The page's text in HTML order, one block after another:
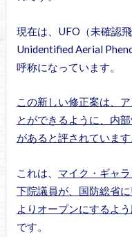
現在は、UFO（未確認
Unidentified Aerial
呼称になっています。
この新しい修正案は、
とができるように、内
があると評されています
これは、 マイク・ギャ
下院議員が、国防総省
よりオープンにするよ
です。